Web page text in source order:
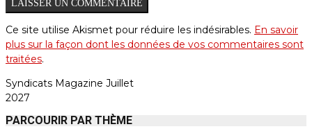
Ce site utilise Akismet pour réduire les indésirables. En savoir
plus sur la façon dont les données de vos commentaires sont
traitées.
Syndicats Magazine Juillet
2027
PARCOURIR PAR THÈME